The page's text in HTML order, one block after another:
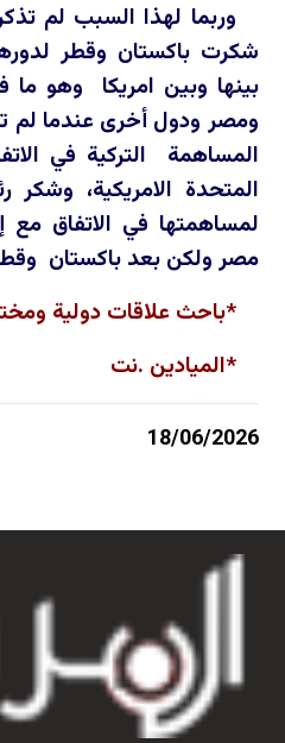
وربما لهذا السبب لم
شكرت باكستان وقطر
بينها وبين امريكا وهو ما
ومصر ودول أخرى عندما لم
المساهمة التركية في
المتحدة الامريكية، وشكر
لمساهمتها في الاتفاق
مصر ولكن بعد باكستان
*باحث علاقات دولية
*الميادين .نت
18/06/2026